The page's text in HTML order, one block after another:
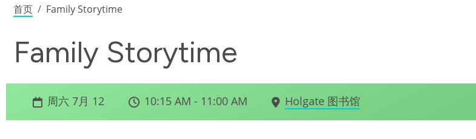
面包屑
首页 Family Storytime
Family Storytime
周六 7月 12 10:15 AM - 11:00 AM Holgate 图书馆